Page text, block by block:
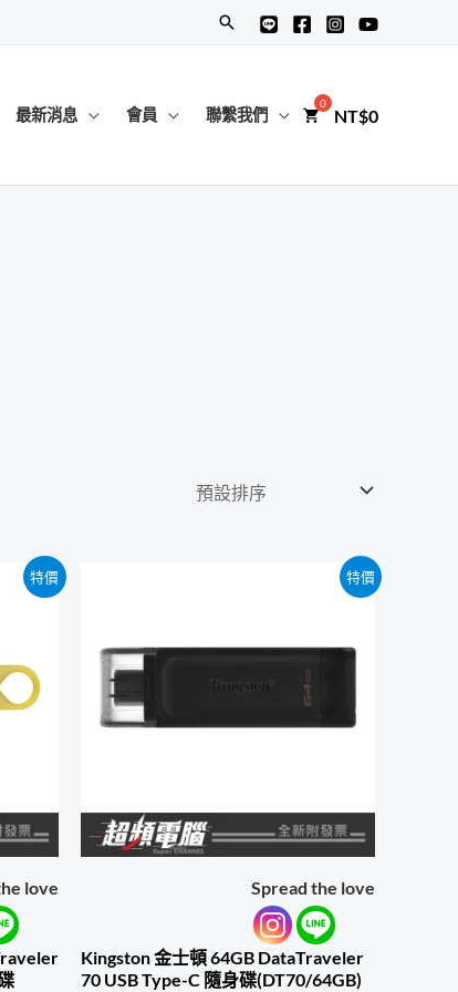
搜
最新消息 會員 聯繫我們 NT$0
特價
love
特價
Spread the love
Kingston 金士頓 64GB DataTraveler
70 USB Type-C 隨身碟(DT70/64GB)